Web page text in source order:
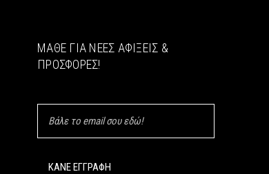
ΜΆΘΕ ΓΙΑ ΝΈΕΣ ΑΦΊΞΕΙΣ &
ΠΡΟΣΦΟΡΈΣ!